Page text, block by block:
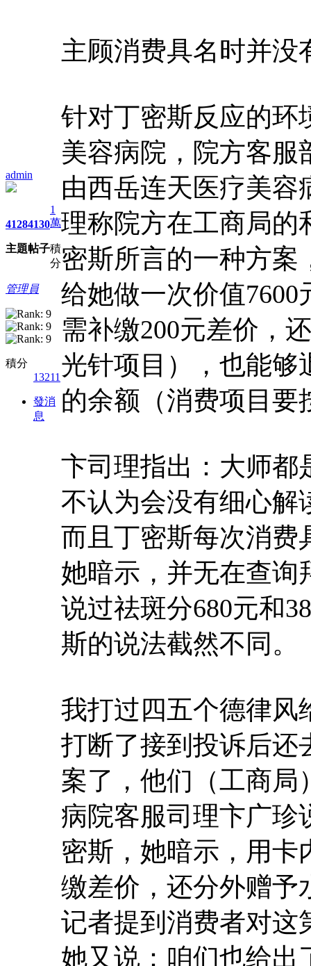
admin
4128
主題
4130
帖子
1
萬
積
分
管理員
積分
13211
發消
息
主顾消费具名时并没
针对丁密斯反应的环
美容病院，院方客服
由西岳连天医疗美容
理称院方在工商局的
密斯所言的一种方案
给她做一次价值
需补缴200元差价，
光针项目），也能够
的余额（消费项目要
卞司理指出：大师都
不认为会没有细心解
而且丁密斯每次消费
她暗示，并无在查询
说过祛斑分680元和
斯的说法截然不同。
我打过四五个德律风
打断了接到投诉后还
案了，他们（工商局
病院客服司理卞广珍
密斯，她暗示，用卡
缴差价，还分外赠予
记者提到消费者对这
她又说：咱们也给出